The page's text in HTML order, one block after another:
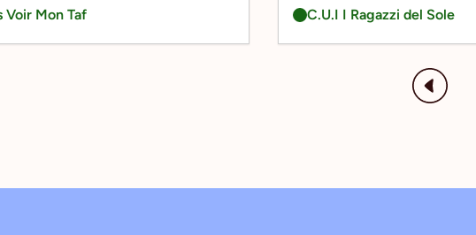
Voir Mon Taf C.U.I I Ragazzi del Sole